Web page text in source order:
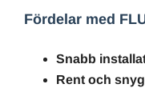
Fördelar med
Snabb
Rent och